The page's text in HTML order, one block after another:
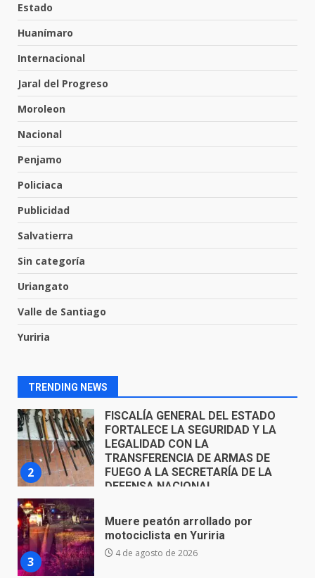
Estado
Huanímaro
Internacional
Jaral del Progreso
Moroleon
Nacional
Penjamo
Policiaca
Publicidad
Salvatierra
Sin categoría
Uriangato
Valle de Santiago
Yuriria
TRENDING NEWS
5
6
Emboscada a policías en Yuriria
31 de julio de 2026
7
30 de julio de 2026
1
El Pbro. Mario Alberto Pérez
parroquia de Guarapo
2
FISCALÍA GENERAL DEL ESTADO
FUEGO A LA SECRETARÍA DE LA
DEFENSA NACIONAL
5 de agosto de 2026
3
Muere peatón arrollado por
motociclista en Yuriria
4 de agosto de 2026
4
Valle de Santiago despide a
José Antonio Villanueva
Cárdenas, “El Puma”
3 de agosto de 2026